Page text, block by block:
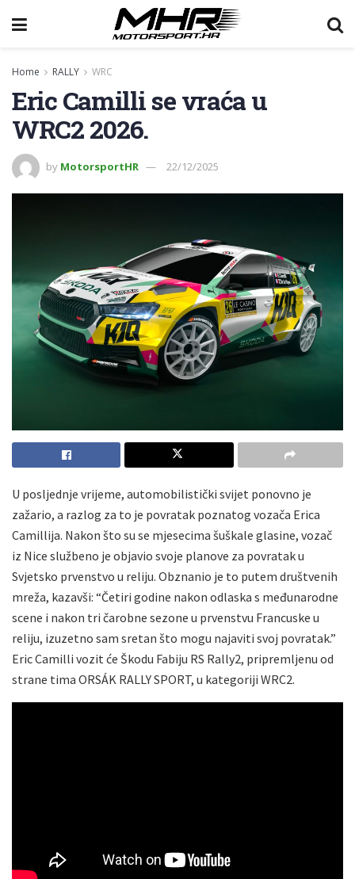
Home RALLY WRC
Eric Camilli se vraća u
WRC2 2026.
by MotorsportHR 22/12/2025
U posljednje vrijeme, automobilistički svijet ponovno je
zažario, a razlog za to je povratak poznatog vozača Erica
Camillija. Nakon što su se mjesecima šuškale glasine, vozač
iz Nice službeno je objavio svoje planove za povratak u
Svjetsko prvenstvo u reliju. Obznanio je to putem društvenih
mreža, kazavši: “Četiri godine nakon odlaska s međunarodne
scene i nakon tri čarobne sezone u prvenstvu Francuske u
reliju, izuzetno sam sretan što mogu najaviti svoj povratak.”
Eric Camilli vozit će Škodu Fabiju RS Rally2, pripremljenu od
strane tima ORSÁK RALLY SPORT, u kategoriji WRC2.